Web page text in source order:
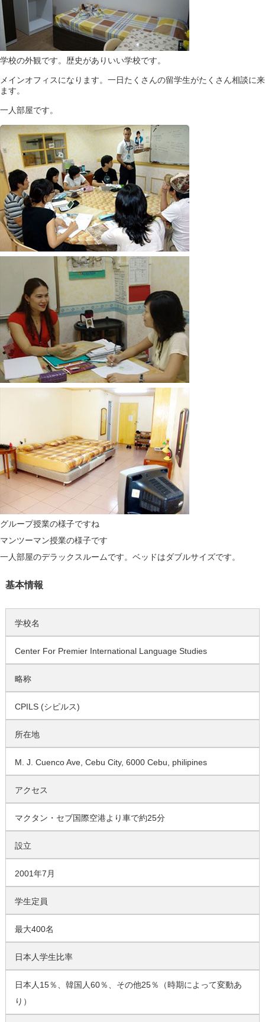
学校の外観です。歴史がありいい学校です。
メインオフィスになります。一日たくさんの留学生がたくさん相談に来
ます。
一人部屋です。
グループ授業の様子ですね
マンツーマン授業の様子です
一人部屋のデラックスルームです。ベッドはダブルサイズです。
基本情報
学校名
Center For Premier International Language Studies
略称
CPILS (シピルス)
所在地
M. J. Cuenco Ave, Cebu City, 6000 Cebu, philipines
アクセス
マクタン・セブ国際空港より車で約25分
設立
2001年7月
学生定員
最大400名
日本人学生比率
日本人15％、韓国人60％、その他25％（時期によって変動あ
り）